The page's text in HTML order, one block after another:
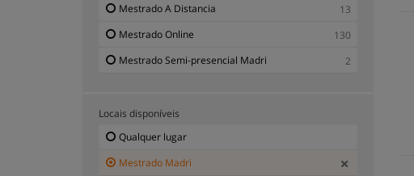
Mestrado A Distancia
13
Mestrado Online
130
Mestrado Semi-presencial Madri
2
Locais disponíveis
Qualquer lugar
Mestrado Madri